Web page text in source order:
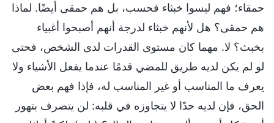
حمقاء؛ فهم ليسوا خبثاء فحسب، بل هم حمقى أيضًا. لماذا
هم حمقى؟ هل لأنهم خبثاء لدرجة أنهم أصبحوا أغبياء
بخبث؟ لا. مهما كان مستوى القدرات لدى الشخص، فحتى
لو لم يكن لديه طريق للمضي قدمًا عندما يفعل الأشياء ولا
يعرف ما المناسب أو غير المناسب له، فإذا فهم بعض
الحق، فإن لديه حدًا لا يتجاوزه في قلبه: لن يتصرف بتهور